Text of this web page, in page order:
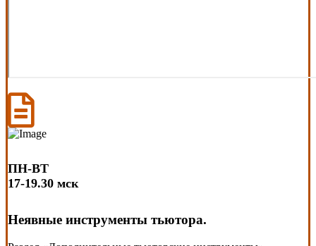
ПН-ВТ
17-19.30 мск
Неявные инструменты тьютора.